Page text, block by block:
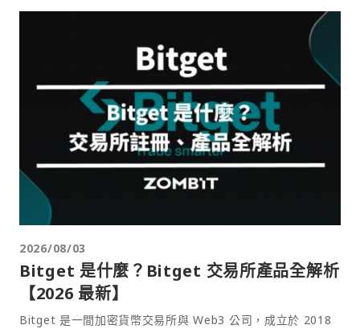
2026/08/03
Bitget 是什麼？Bitget 交易所產品全解析
【2026 最新】
Bitget 是一間加密貨幣交易所與 Web3 公司，成立於 2018